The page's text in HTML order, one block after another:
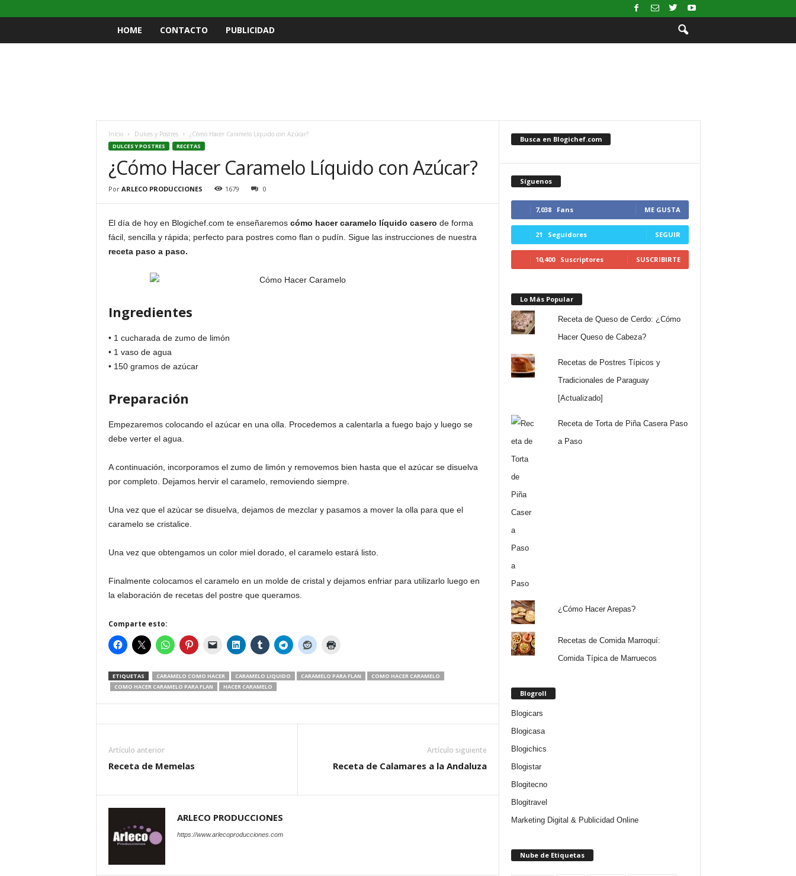
HOME CONTACTO PUBLICIDAD
Inicio Dulces y Postres ¿Cómo Hacer Caramelo Líquido con Azúcar?
DULCES Y POSTRES RECETAS
¿Cómo Hacer Caramelo Líquido con Azúcar?
Por ARLECO PRODUCCIONES 1679 0
El día de hoy en Blogichef.com te enseñaremos cómo hacer caramelo líquido casero de forma
fácil, sencilla y rápida; perfecto para postres como flan o pudín. Sigue las instrucciones de nuestra
receta paso a paso.
Ingredientes
• 1 cucharada de zumo de limón
• 1 vaso de agua
• 150 gramos de azúcar
Preparación
Empezaremos colocando el azúcar en una olla. Procedemos a calentarla a fuego bajo y luego se
debe verter el agua.
A continuación, incorporamos el zumo de limón y removemos bien hasta que el azúcar se disuelva
por completo. Dejamos hervir el caramelo, removiendo siempre.
Una vez que el azúcar se disuelva, dejamos de mezclar y pasamos a mover la olla para que el
caramelo se cristalice.
Una vez que obtengamos un color miel dorado, el caramelo estará listo.
Finalmente colocamos el caramelo en un molde de cristal y dejamos enfriar para utilizarlo luego en
la elaboración de recetas del postre que queramos.
Comparte esto:
ETIQUETAS CARAMELO COMO HACER CARAMELO LIQUIDO CARAMELO PARA FLAN
COMO HACER CARAMELO
COMO HACER CARAMELO PARA FLAN
HACER CARAMELO
Artículo anterior
Receta de Memelas
Artículo siguiente
Receta de Calamares a la Andaluza
ARLECO PRODUCCIONES
https://www.arlecoproducciones.com
Busca en Blogichef.com
Síguenos
7,038 Fans ME GUSTA
21 Seguidores SEGUIR
10,400 Suscriptores SUSCRIBIRTE
Lo Más Popular
Receta de Queso de Cerdo: ¿Cómo
Hacer Queso de Cabeza?
Recetas de Postres Típicos y
Tradicionales de Paraguay
[Actualizado]
Receta de Torta de Piña Casera Paso
a Paso
¿Cómo Hacer Arepas?
Recetas de Comida Marroquí:
Comida Típica de Marruecos
Blogroll
Blogicars
Blogicasa
Blogichics
Blogistar
Blogitecno
Blogitravel
Marketing Digital & Publicidad Online
Nube de Etiquetas